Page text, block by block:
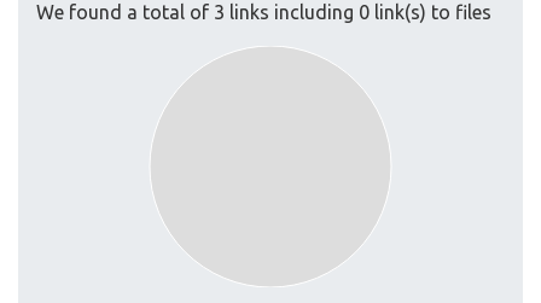
We found a total of 3 links including 0 link(s) to files